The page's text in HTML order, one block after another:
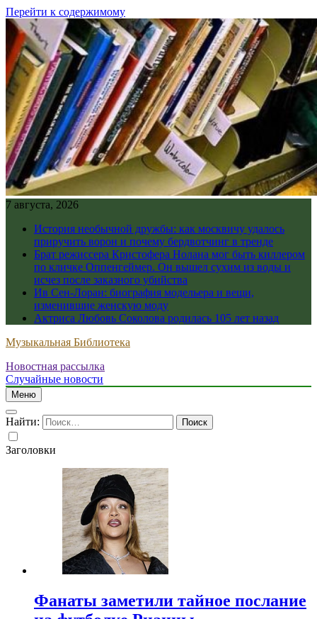
Перейти к содержимому
7 августа, 2026
История необычной дружбы: как москвичу удалось
приручить ворон и почему бердвотчинг в тренде
Брат режиссера Кристофера Нолана мог быть киллером
по кличке Оппенгеймер. Он вышел сухим из воды и
исчез после заказного убийства
Ив Сен-Лоран: биография модельера и вещи,
изменившие женскую моду
Актриса Любовь Соколова родилась 105 лет назад
Музыкальная Библиотека
Новостная рассылка
Случайные новости
Меню
Найти:
Заголовки
Фанаты заметили тайное послание